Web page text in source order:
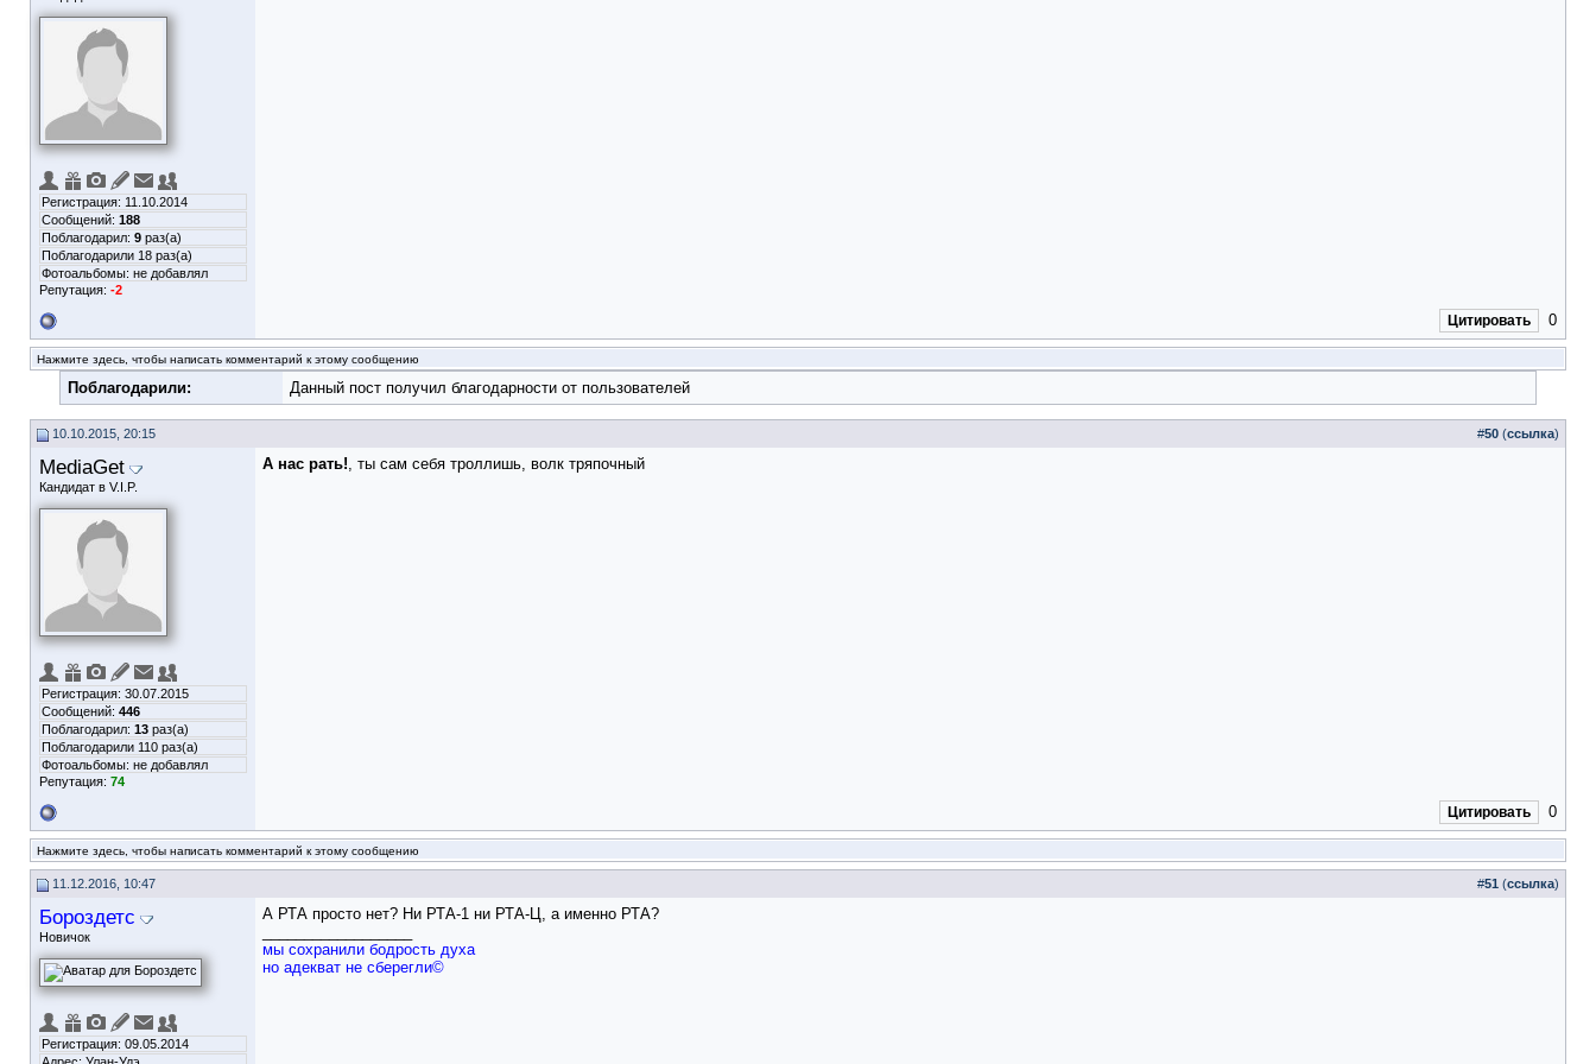
Регистрация: 11.10.2014
Сообщений: 188
Поблагодарил: 9 раз(а)
Поблагодарили 18 раз(а)
Фотоальбомы: не добавлял
Репутация: -2
Цитировать 0
Нажмите здесь, чтобы написать комментарий к этому сообщению
Поблагодарили: Данный пост получил благодарности от пользователей
10.10.2015, 20:15 #50 (ссылка)
MediaGet
Кандидат в V.I.P.
Регистрация: 30.07.2015
Сообщений: 446
Поблагодарил: 13 раз(а)
Поблагодарили 110 раз(а)
Фотоальбомы: не добавлял
Репутация: 74
A нас рать!, ты сам себя троллишь, волк тряпочный
Цитировать 0
Нажмите здесь, чтобы написать комментарий к этому сообщению
11.12.2016, 10:47 #51 (ссылка)
Бороздетс
Новичок
Регистрация: 09.05.2014
А РТА просто нет? Ни РТА-1 ни РТА-Ц, а именно РТА?
мы сохранили бодрость духа
но адекват не сберегли©